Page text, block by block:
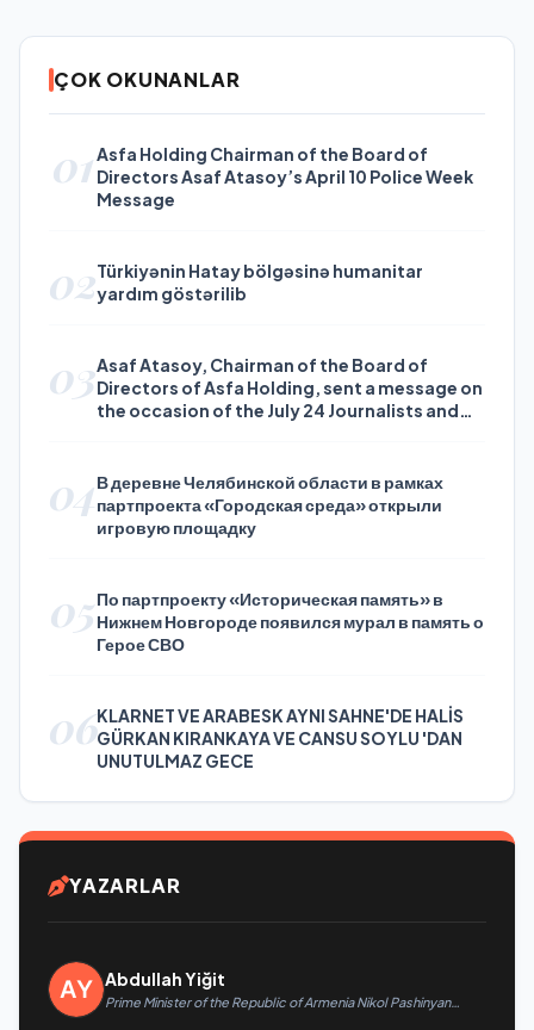
ÇOK OKUNANLAR
01Asfa Holding Chairman of the Board of
Directors Asaf Atasoy’s April 10 Police Week
Message
02Türkiyənin Hatay bölgəsinə humanitar
yardım göstərilib
03Asaf Atasoy, Chairman of the Board of
Directors of Asfa Holding, sent a message on
the occasion of the July 24 Journalists and
04В деревне Челябинской области в рамках
партпроекта «Городская среда» открыли
игровую площадку
05По партпроекту «Историческая память» в
Нижнем Новгороде появился мурал в память о
Герое СВО
06KLARNET VE ARABESK AYNI SAHNE'DE HALİS
GÜRKAN KIRANKAYA VE CANSU SOYLU 'DAN
UNUTULMAZ GECE
YAZARLAR
Abdullah Yiğit
Prime Minister of the Republic of Armenia Nikol Pashinyan